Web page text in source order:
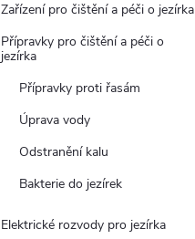
Zařízení pro čištění a péči o jezírka
Přípravky pro čištění a péči o
jezírka
Přípravky proti řasám
Úprava vody
Odstranění kalu
Bakterie do jezírek
Elektrické rozvody pro jezírka